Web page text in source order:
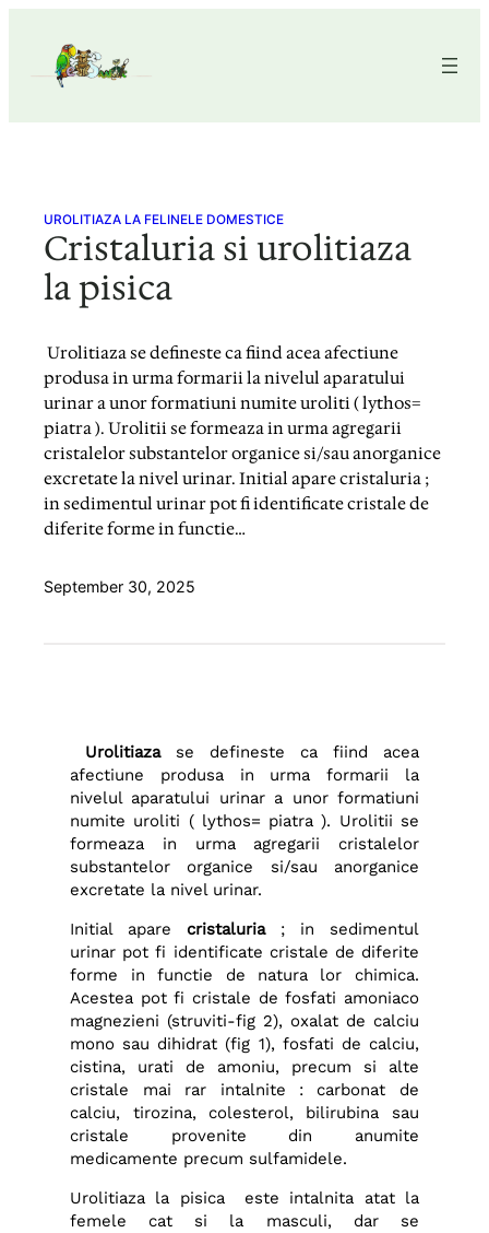
content
UROLITIAZA LA FELINELE DOMESTICE
Cristaluria si urolitiaza
la pisica
Urolitiaza se defineste ca fiind acea afectiune
produsa in urma formarii la nivelul aparatului
urinar a unor formatiuni numite uroliti ( lythos=
piatra ). Urolitii se formeaza in urma agregarii
cristalelor substantelor organice si/sau anorganice
excretate la nivel urinar. Initial apare cristaluria ;
in sedimentul urinar pot fi identificate cristale de
diferite forme in functie…
September 30, 2025
Urolitiazase defineste ca fiind acea
afectiune produsa in urma formarii la
nivelul aparatului urinar a unor formatiuni
numite uroliti ( lythos= piatra ). Urolitii se
formeaza in urma agregarii cristalelor
substantelor organice si/sau anorganice
excretate la nivel urinar.
Initial apare cristaluria ; in sedimentul
urinar pot fi identificate cristale de diferite
forme in functie de natura lor chimica.
Acestea pot fi cristale de fosfati amoniaco
magnezieni (struviti-fig 2), oxalat de calciu
mono sau dihidrat (fig 1), fosfati de calciu,
cistina, urati de amoniu, precum si alte
cristale mai rar intalnite : carbonat de
calciu, tirozina, colesterol, bilirubina sau
cristale provenite din anumite
medicamente precum sulfamidele.
Urolitiaza la pisica este intalnita atat la
femele cat si la masculi, dar se